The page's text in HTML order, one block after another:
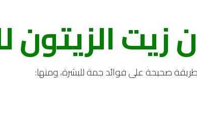
زيت الزيتون
صحيحة على فوائد جمة للبشرة، ومنها: